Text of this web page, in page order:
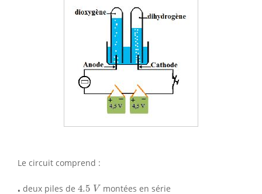
Le circuit comprend :
⋅⋅ deux piles de 4.5 V
4.5 Vmontées en série